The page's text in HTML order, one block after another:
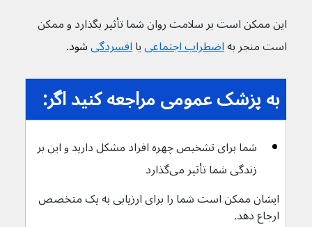
این ممکن است بر سلامت روان شما تأثیر بگذارد و ممکن
است منجر به اضطراب اجتماعییا افسردگی شود.
به پزشک عمومی مراجعه کنید اگر:
شما برای تشخیص چهره افراد مشکل دارید و این بر
زندگی شما تأثیر می‌گذارد
ایشان ممکن است شما را برای ارزیابی به یک متخصص
ارجاع دهد.